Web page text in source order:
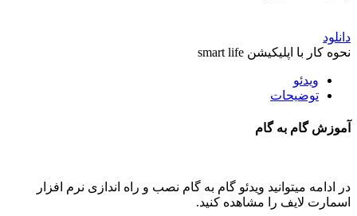
دانلود
نحوه کار با اپلیکیشن smart life
ویدئو
توضیحات
آموزش گام به گام
در ادامه میتوانید ویدئو گام به گام نصب و راه اندازی نرم افزار
اسمارت لایف را مشاهده کنید.